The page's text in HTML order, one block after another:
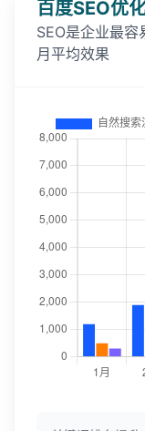
百度SEO优
SEO是企业最
月平均效果